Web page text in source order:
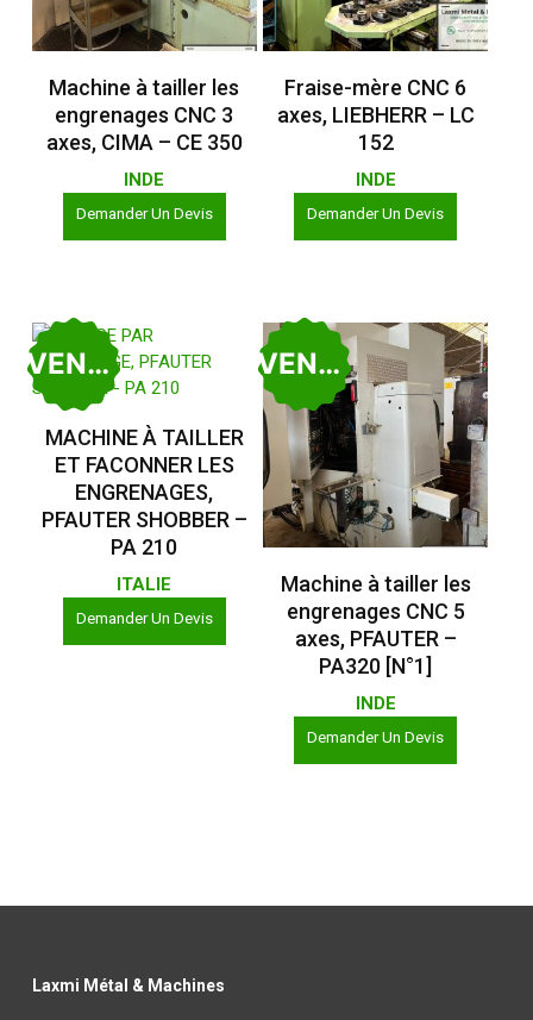
Lire La Suite
Machine à tailler les
engrenages CNC 3
axes, CIMA – CE 350
INDE
Demander Un Devis
Lire La Suite
Fraise-mère CNC 6
axes, LIEBHERR – LC
152
INDE
Demander Un Devis
VENDU
Lire La Suite
MACHINE À TAILLER
ET FACONNER LES
ENGRENAGES,
PFAUTER SHOBBER –
PA 210
ITALIE
Demander Un Devis
VENDU
Lire La Suite
Machine à tailler les
engrenages CNC 5
axes, PFAUTER –
PA320 [N°1]
INDE
Demander Un Devis
Laxmi Métal & Machines